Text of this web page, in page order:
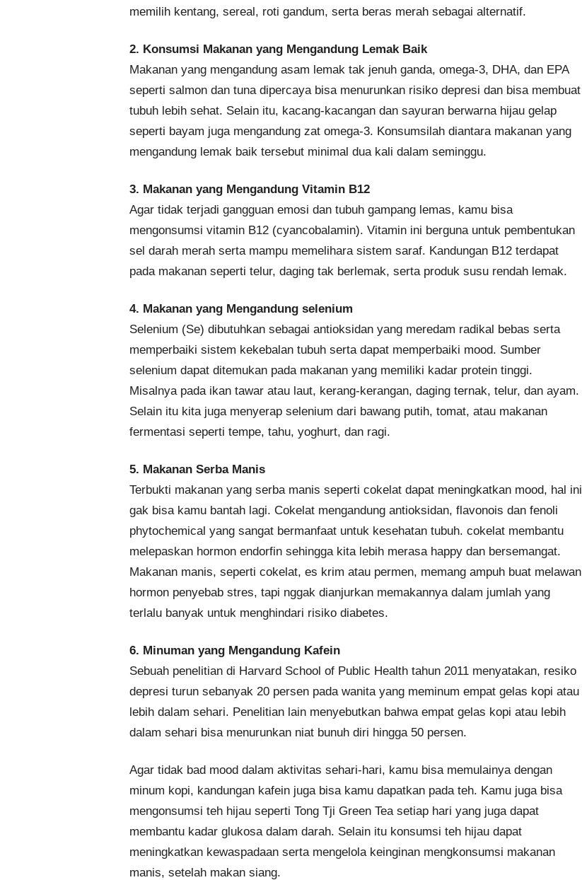
memilih kentang, sereal, roti gandum, serta beras merah sebagai alternatif.
2. Konsumsi Makanan yang Mengandung Lemak Baik
Makanan yang mengandung asam lemak tak jenuh ganda, omega-3, DHA, dan EPA
seperti salmon dan tuna dipercaya bisa menurunkan risiko depresi dan bisa membuat
tubuh lebih sehat. Selain itu, kacang-kacangan dan sayuran berwarna hijau gelap
seperti bayam juga mengandung zat omega-3. Konsumsilah diantara makanan yang
mengandung lemak baik tersebut minimal dua kali dalam seminggu.
3. Makanan yang Mengandung Vitamin B12
Agar tidak terjadi gangguan emosi dan tubuh gampang lemas, kamu bisa
mengonsumsi vitamin B12 (cyancobalamin). Vitamin ini berguna untuk pembentukan
sel darah merah serta mampu memelihara sistem saraf. Kandungan B12 terdapat
pada makanan seperti telur, daging tak berlemak, serta produk susu rendah lemak.
4. Makanan yang Mengandung selenium
Selenium (Se) dibutuhkan sebagai antioksidan yang meredam radikal bebas serta
memperbaiki sistem kekebalan tubuh serta dapat memperbaiki mood. Sumber
selenium dapat ditemukan pada makanan yang memiliki kadar protein tinggi.
Misalnya pada ikan tawar atau laut, kerang-kerangan, daging ternak, telur, dan ayam.
Selain itu kita juga menyerap selenium dari bawang putih, tomat, atau makanan
fermentasi seperti tempe, tahu, yoghurt, dan ragi.
5. Makanan Serba Manis
Terbukti makanan yang serba manis seperti cokelat dapat meningkatkan mood, hal ini
gak bisa kamu bantah lagi. Cokelat mengandung antioksidan, flavonois dan fenoli
phytochemical yang sangat bermanfaat untuk kesehatan tubuh. cokelat membantu
melepaskan hormon endorfin sehingga kita lebih merasa happy dan bersemangat.
Makanan manis, seperti cokelat, es krim atau permen, memang ampuh buat melawan
hormon penyebab stres, tapi nggak dianjurkan memakannya dalam jumlah yang
terlalu banyak untuk menghindari risiko diabetes.
6. Minuman yang Mengandung Kafein
Sebuah penelitian di Harvard School of Public Health tahun 2011 menyatakan, resiko
depresi turun sebanyak 20 persen pada wanita yang meminum empat gelas kopi atau
lebih dalam sehari. Penelitian lain menyebutkan bahwa empat gelas kopi atau lebih
dalam sehari bisa menurunkan niat bunuh diri hingga 50 persen.
Agar tidak bad mood dalam aktivitas sehari-hari, kamu bisa memulainya dengan
minum kopi, kandungan kafein juga bisa kamu dapatkan pada teh. Kamu juga bisa
mengonsumsi teh hijau seperti Tong Tji Green Tea setiap hari yang juga dapat
membantu kadar glukosa dalam darah. Selain itu konsumsi teh hijau dapat
meningkatkan kewaspadaan serta mengelola keinginan mengkonsumsi makanan
manis, setelah makan siang.